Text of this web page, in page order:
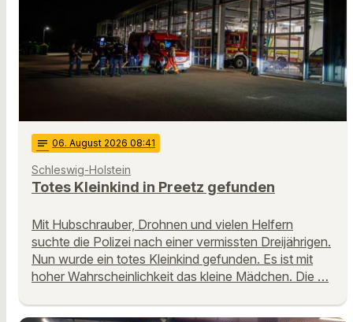
notes 06. August 2026 08:41
Schleswig-Holstein
Totes Kleinkind in Preetz gefunden
Mit Hubschrauber, Drohnen und vielen Helfern
suchte die Polizei nach einer vermissten Dreijährigen.
Nun wurde ein totes Kleinkind gefunden. Es ist mit
hoher Wahrscheinlichkeit das kleine Mädchen. Die …